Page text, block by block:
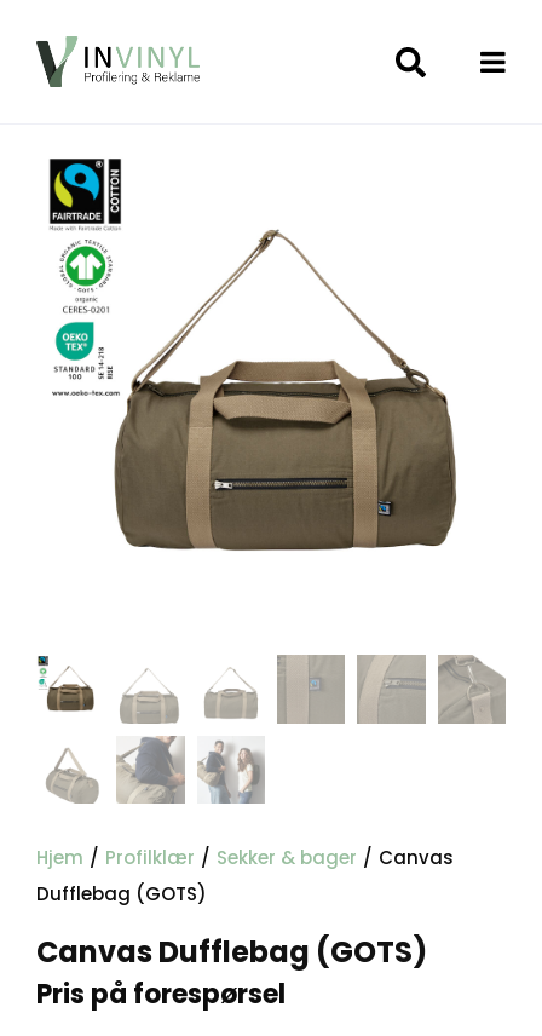
Hjem / Profilklær / Sekker & bager / Canvas
Dufflebag (GOTS)
Canvas Dufflebag (GOTS)
Pris på forespørsel